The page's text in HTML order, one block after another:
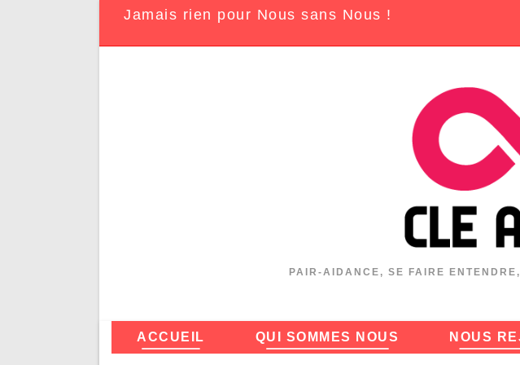
Jamais rien pour Nous sans Nous !
PAIR-AIDANCE, SE FAIRE
ACCUEIL QUI SOMMES NOUS NOUS